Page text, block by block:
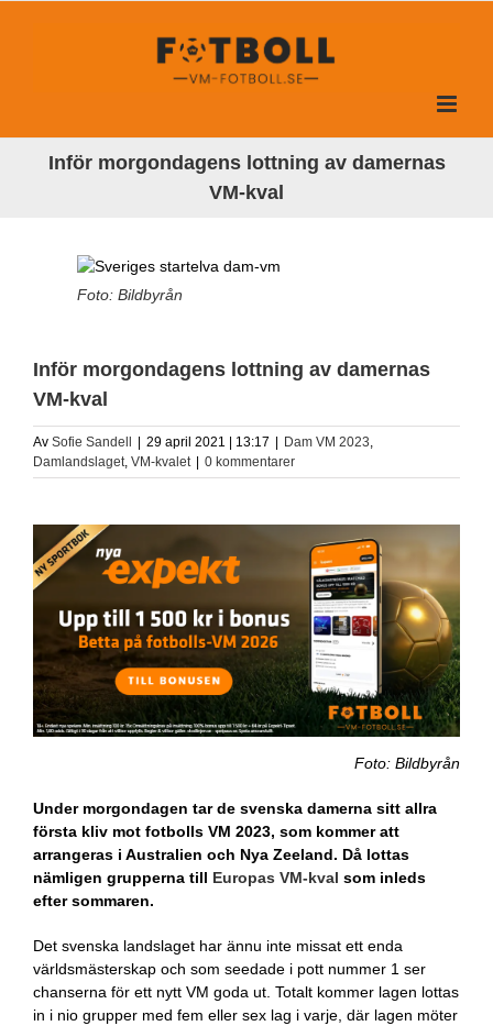
Inför morgondagens lottning av damernas
VM-kval
Foto: Bildbyrån
Inför morgondagens lottning av damernas
VM-kval
Av Sofie Sandell | 29 april 2021 | 13:17 | Dam VM 2023,
Damlandslaget, VM-kvalet | 0 kommentarer
Foto: Bildbyrån
Under morgondagen tar de svenska damerna sitt allra
första kliv mot fotbolls VM 2023, som kommer att
arrangeras i Australien och Nya Zeeland. Då lottas
nämligen grupperna till Europas VM-kval som inleds
efter sommaren.
Det svenska landslaget har ännu inte missat ett enda
världsmästerskap och som seedade i pott nummer 1 ser
chanserna för ett nytt VM goda ut. Totalt kommer lagen lottas
in i nio grupper med fem eller sex lag i varje, där lagen möter